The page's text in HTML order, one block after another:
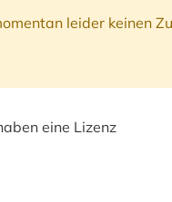
leider keinen
eine Lizenz